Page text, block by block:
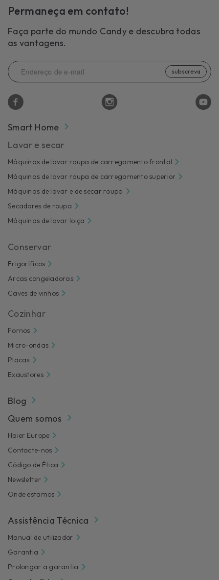
Permaneça em contato!
Faça parte do mundo Candy e descubra todas
as vantagens.
subscreva
Smart Home
Lavar e secar
Máquinas de lavar roupa de carregamento frontal
Máquinas de lavar roupa de carregamento superior
Máquinas de lavar e de secar roupa
Secadores de roupa
Máquinas de lavar loiça
Conservar
Frigoríficos
Arcas congeladoras
Caves de vinhos
Cozinhar
Fornos
Micro-ondas
Placas
Exaustores
Blog
Quem somos
Haier Europe
Contacte-nos
Código de Ética
Newsletter
Onde estamos
Assistência Técnica
Manual de utilizador
Garantia
Prolongar a garantia